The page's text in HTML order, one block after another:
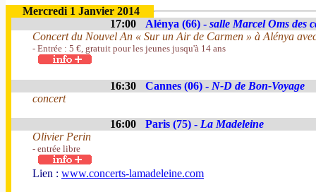
Mercredi 1 Janvier 2014
17:00
Alénya (66) - salle Marcel Oms des
Concert du Nouvel An « Sur un Air de Carmen » à Alénya
- Entrée : 5 €, gratuit pour les jeunes jusqu'à 14 ans
16:30 Cannes (06) - N-D de Bon-Voyage
concert
16:00 Paris (75) - La Madeleine
Olivier Perin
- entrée libre
Lien : www.concerts-lamadeleine.com